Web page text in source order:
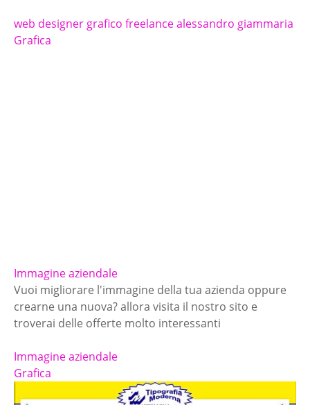
web designer grafico freelance alessandro giammaria
Grafica
Immagine aziendale
Vuoi migliorare l'immagine della tua azienda oppure
crearne una nuova? allora visita il nostro sito e
troverai delle offerte molto interessanti
Immagine aziendale
Grafica